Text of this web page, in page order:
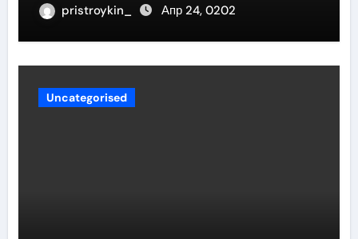
pristroykin_ Апр 24, 0202
Uncategorised